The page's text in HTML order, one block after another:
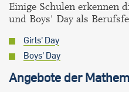
Einige Schulen erkennen
und Boys' Day als
Girls' Day
Boys' Day
Angebote der